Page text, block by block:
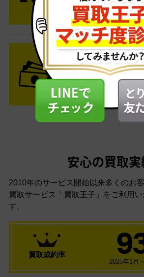
す。
STEP3 ご入金
査定結果はメー
結果がOKなら金
安心の買取実
2010年のサービス開始以来多くのお客
買取サービス「買取王子」をご利用い
す。
買取成約率
2025年1月